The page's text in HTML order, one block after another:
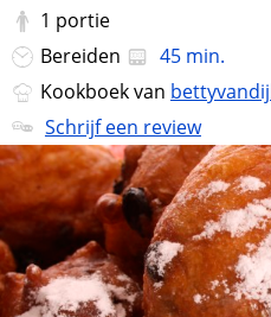
1 portie
Bereiden
45 min.
Kookboek van
Schrijf een review